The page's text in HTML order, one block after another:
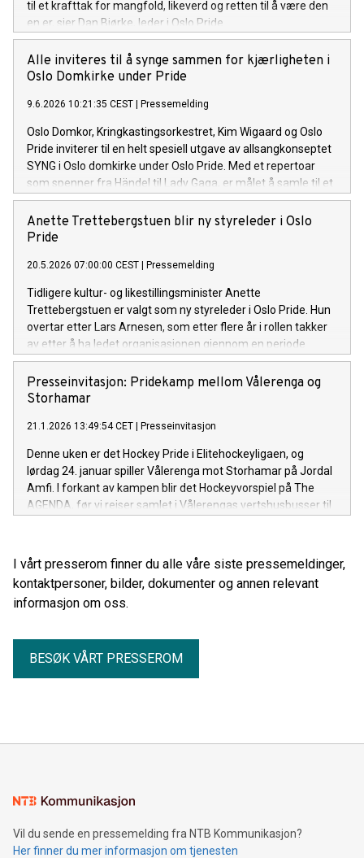
til et krafttak for mangfold, likeverd og retten til å være den
en er, sier Dan Bjørke, leder i Oslo Pride.
Alle inviteres til å synge sammen for kjærligheten i
Oslo Domkirke under Pride
9.6.2026 10:21:35 CEST Pressemelding
Oslo Domkor, Kringkastingsorkestret, Kim Wigaard og Oslo
Pride inviterer til en helt spesiell utgave av allsangkonseptet
SYNG i Oslo domkirke under Oslo Pride. Med et repertoar
som spenner fra Händel til Lady Gaga, er målet å samle til et
fellesskap der alle stemmer har plass.
Anette Trettebergstuen blir ny styreleder i Oslo
Pride
20.5.2026 07:00:00 CEST Pressemelding
Tidligere kultur- og likestillingsminister Anette
Trettebergstuen er valgt som ny styreleder i Oslo Pride. Hun
overtar etter Lars Arnesen, som etter flere år i rollen takker
av etter å ha ledet organisasjonen gjennom en periode
preget av betydelig vekst og utvikling.
Presseinvitasjon: Pridekamp mellom Vålerenga og
Storhamar
21.1.2026 13:49:54 CET Presseinvitasjon
Denne uken er det Hockey Pride i Elitehockeyligaen, og
lørdag 24. januar spiller Vålerenga mot Storhamar på Jordal
Amfi. I forkant av kampen blir det Hockeyvorspiel på The
AGENDA, før vi reiser samlet i Vålerengas vertshusbusser til
I vårt presserom finner du alle våre siste pressemeldinger,
kontaktpersoner, bilder, dokumenter og annen relevant
informasjon om oss.
BESØK VÅRT PRESSEROM
Vil du sende en pressemelding fra NTB Kommunikasjon?
Her finner du mer informasjon om tjenesten